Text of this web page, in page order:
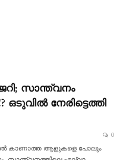
സാന്ത്വനം
ഒടുവിൽ നേരിട്ടെത്തി
0
കാണാത്ത ആളുകളെ പോലും